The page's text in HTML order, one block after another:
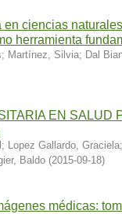
en ciencias
herramienta
; Martínez, Silvia; Dal
EN SALUD
; Lopez Gallardo, Graciela
Baldo (2015-09-18)
médicas: